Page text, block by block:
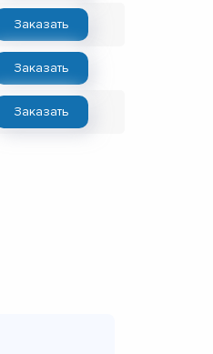
Заказать
Заказать
Заказать